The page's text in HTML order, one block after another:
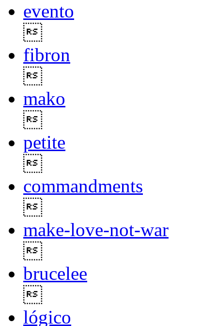
evento
fibron
mako
petite
commandments
make-love-not-war
brucelee
lógico